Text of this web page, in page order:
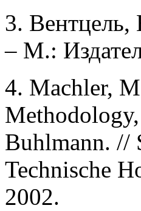
3. Вентцель,
– М.:
4. Machler,
Buhlmann. //
Technische
2002.